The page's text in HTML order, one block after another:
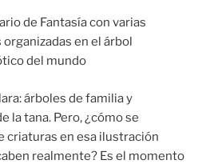
árboles de familia y
la tana. Pero, ¿cómo se
criaturas en esa ilustración
realmente? Es el momento